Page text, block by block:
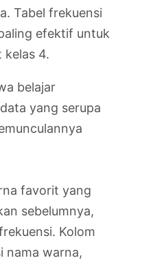
Tabel frekuensi
efektif untuk
kelas 4.
belajar
yang serupa
favorit yang
sebelumnya,
Kolom
nama warna,